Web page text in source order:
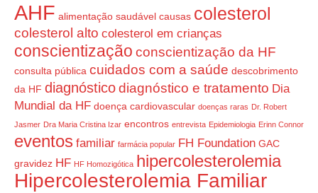
AHF alimentação saudável causas colesterol
colesterol alto colesterol em crianças
conscientização conscientização da HF
consulta pública cuidados com a saúde descobrimento
da HF diagnósticodiagnóstico e tratamento Dia
Mundial da HF doença cardiovascular doenças raras Dr. Robert
Jasmer Dra Maria Cristina Izar encontros entrevista Epidemiologia Erinn Connor
eventos familiar farmácia popular FH Foundation GAC
gravidez HF HF Homozigótica hipercolesterolemia
Hipercolesterolemia Familiar